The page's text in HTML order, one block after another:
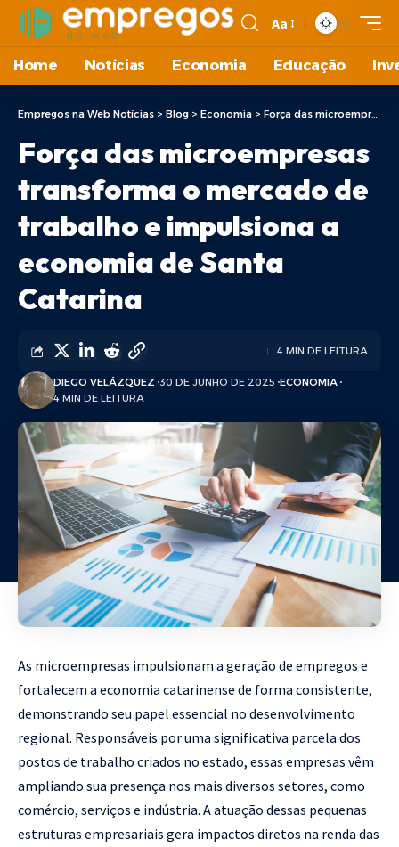
Aa
Home Notícias Economia Educação
Empregos na Web Notícias > Blog > Economia > Força das microempresas transforma o mercado de trabalho e impulsiona a economia de Santa Catarina
Força das microempresas
transforma o mercado de
trabalho e impulsiona a
economia de Santa
Catarina
DIEGO VELÁZQUEZ 30 DE JUNHO DE 2025 ECONOMIA
4 MIN DE LEITURA
4 MIN DE LEITURA
As microempresas impulsionam a geração de empregos e
fortalecem a economia catarinense de forma consistente,
demonstrando seu papel essencial no desenvolvimento
regional. Responsáveis por uma significativa parcela dos
postos de trabalho criados no estado, essas empresas vêm
ampliando sua presença nos mais diversos setores, como
comércio, serviços e indústria. A atuação dessas pequenas
estruturas empresariais gera impactos diretos na renda das